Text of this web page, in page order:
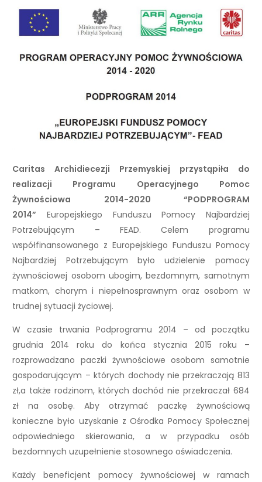
Caritas Archidiecezji Przemyskiej przystąpiła do
realizacji Programu Operacyjnego Pomoc
Żywnościowa 2014-2020 “PODPROGRAM
2014” Europejskiego Funduszu Pomocy Najbardziej
Potrzebującym – FEAD. Celem programu
współfinansowanego z Europejskiego Funduszu Pomocy
Najbardziej Potrzebującym było udzielenie pomocy
żywnościowej osobom ubogim, bezdomnym, samotnym
matkom, chorym i niepełnosprawnym oraz osobom w
trudnej sytuacji życiowej.
W czasie trwania Podprogramu 2014 – od początku
grudnia 2014 roku do końca stycznia 2015 roku –
rozprowadzano paczki żywnościowe osobom samotnie
gospodarującym – których dochody nie przekraczają 813
zł,a także rodzinom, których dochód nie przekraczał 684
zł na osobę. Aby otrzymać paczkę żywnościową
konieczne było uzyskanie z Ośrodka Pomocy Społecznej
odpowiedniego skierowania, a w przypadku osób
bezdomnych uzupełnienie stosownego oświadczenia.
Każdy beneficjent pomocy żywnościowej w ramach